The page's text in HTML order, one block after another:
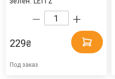
229₴
Под заказ